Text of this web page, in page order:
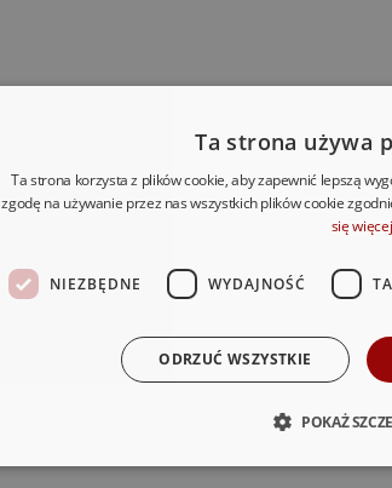
Ta strona używa
Ta strona korzysta z plików cookie, aby zapewnić lepszą
zgodę na używanie przez nas wszystkich plików cookie
się więcej
NIEZBĘDNE WYDAJNOŚĆ
ODRZUĆ WSZYSTKIE
POKAŻ